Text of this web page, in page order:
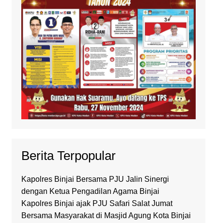
Berita Terpopular
Kapolres Binjai Bersama PJU Jalin Sinergi
dengan Ketua Pengadilan Agama Binjai
Kapolres Binjai ajak PJU Safari Salat Jumat
Bersama Masyarakat di Masjid Agung Kota Binjai